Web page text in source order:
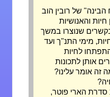
של רובין הוב
במשך
התנ"ך ועד
לחיות
לתכונות
עלינו?
פוטר,